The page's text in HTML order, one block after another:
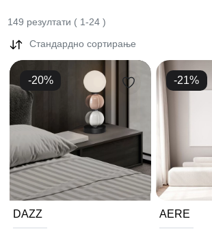
149 резултати ( 1-24)
Стандардно сортирање
-20%
DAZZ
-21%
AERE